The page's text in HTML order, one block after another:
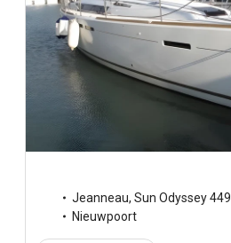
Jeanneau, Sun Odyssey 449
Nieuwpoort